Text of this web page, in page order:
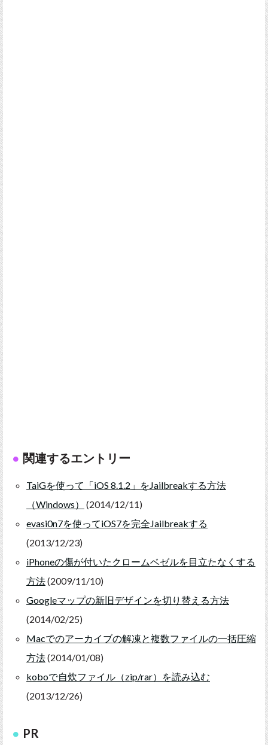
関連するエントリー
TaiGを使って「iOS 8.1.2」をJailbreakする方法
（Windows）
(2014/12/11)
evasi0n7を使ってiOS7を完全Jailbreakする
(2013/12/23)
iPhoneの傷が付いたクロームベゼルを目立たなくする
方法(2009/11/10)
Googleマップの新旧デザインを切り替える方法
(2014/02/25)
Macでのアーカイブの解凍と複数ファイルの一括圧縮
方法(2014/01/08)
koboで自炊ファイル（zip/rar）を読み込む
(2013/12/26)
PR